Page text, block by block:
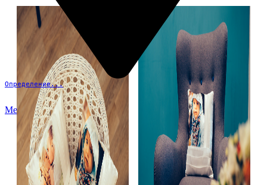
Определение...
Меню